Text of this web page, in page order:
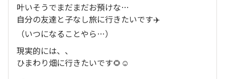
叶いそうでまだまだお預けな…
自分の友達と子なし旅に行きたいです✈️
（いつになることやら…）
現実的には、、
ひまわり畑に行きたいです🌻☺️